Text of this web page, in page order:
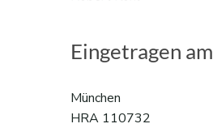
Eingetragen am
München
HRA 110732